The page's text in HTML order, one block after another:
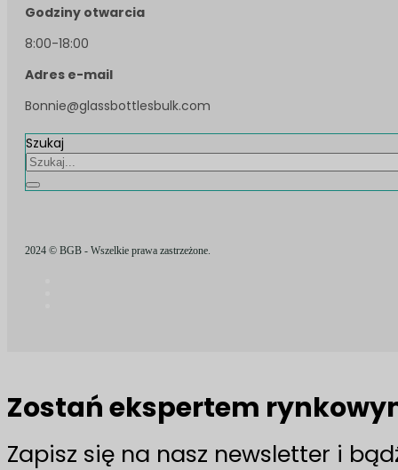
Godziny otwarcia
8:00-18:00
Adres e-mail
Bonnie@glassbottlesbulk.com
Szukaj
2024 © BGB - Wszelkie prawa zastrzeżone.
Zostań ekspertem
Zapisz się na nasz newsletter i